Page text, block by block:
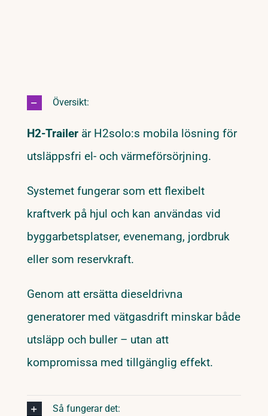
Översikt:
H2-Trailerär H2solo:s mobila lösning för
utsläppsfri el- och värmeförsörjning.
Systemet fungerar som ett flexibelt
kraftverk på hjul och kan användas vid
byggarbetsplatser, evenemang, jordbruk
eller som reservkraft.
Genom att ersätta dieseldrivna
generatorer med vätgasdrift minskar både
utsläpp och buller – utan att
kompromissa med tillgänglig effekt.
Så fungerar det: